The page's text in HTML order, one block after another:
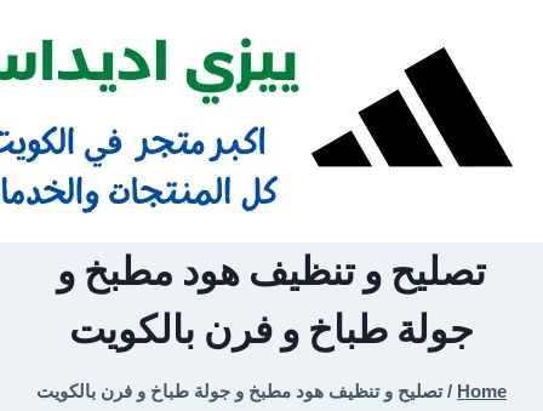
content
تصليح و تنظيف هود مطبخ و
جولة طباخ و فرن بالكويت
Home
/ تصليح و تنظيف هود مطبخ و جولة طباخ و فرن بالكويت